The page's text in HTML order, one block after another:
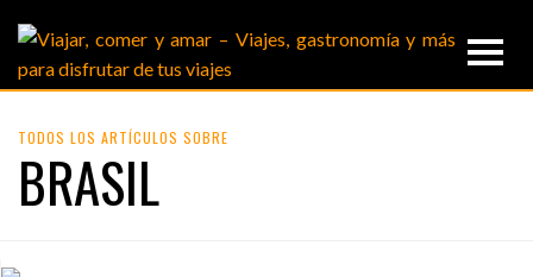
TODOS LOS ARTÍCULOS SOBRE
BRASIL